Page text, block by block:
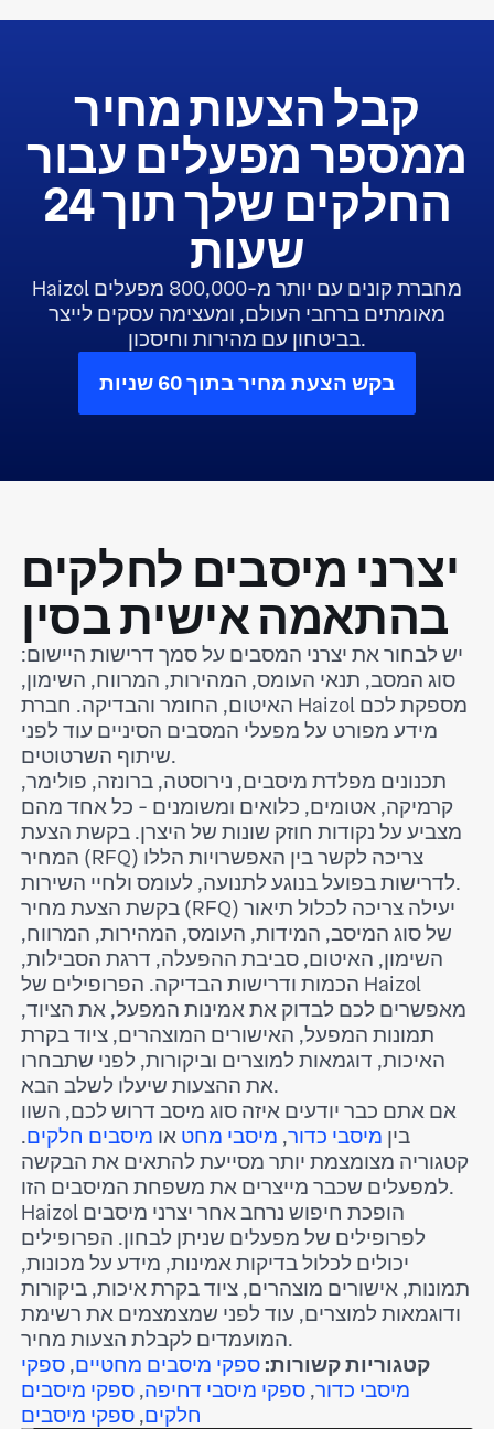
קבל הצעות מחיר
ממספר מפעלים עבור
החלקים שלך תוך 24
שעות
Haizol מחברת קונים עם יותר מ-800,000 מפעלים
מאומתים ברחבי העולם, ומעצימה עסקים לייצר
בביטחון עם מהירות וחיסכון.
בקש הצעת מחיר בתוך 60 שניות
יצרני מיסבים לחלקים
בהתאמה אישית בסין
יש לבחור את יצרני המסבים על סמך דרישות היישום:
סוג המסב, תנאי העומס, המהירות, המרווח, השימון,
האיטום, החומר והבדיקה. חברת Haizol מספקת לכם
מידע מפורט על מפעלי המסבים הסיניים עוד לפני
שיתוף השרטוטים.
תכנונים מפלדת מיסבים, נירוסטה, ברונזה, פולימר,
קרמיקה, אטומים, כלואים ומשומנים - כל אחד מהם
מצביע על נקודות חוזק שונות של היצרן. בקשת הצעת
המחיר (RFQ) צריכה לקשר בין האפשרויות הללו
לדרישות בפועל בנוגע לתנועה, לעומס ולחיי השירות.
בקשת הצעת מחיר (RFQ) יעילה צריכה לכלול תיאור
של סוג המיסב, המידות, העומס, המהירות, המרווח,
השימון, האיטום, סביבת ההפעלה, דרגת הסבילות,
הכמות ודרישות הבדיקה. הפרופילים של Haizol
מאפשרים לכם לבדוק את אמינות המפעל, את הציוד,
תמונות המפעל, האישורים המוצהרים, ציוד בקרת
האיכות, דוגמאות למוצרים וביקורות, לפני שתבחרו
את ההצעות שיעלו לשלב הבא.
אם אתם כבר יודעים איזה סוג מיסב דרוש לכם, השוו
בין מיסבי כדור, מיסבי מחט או מיסבים חלקים.
קטגוריה מצומצמת יותר מסייעת להתאים את הבקשה
למפעלים שכבר מייצרים את משפחת המיסבים הזו.
Haizol הופכת חיפוש נרחב אחר יצרני מיסבים
לפרופילים של מפעלים שניתן לבחון. הפרופילים
יכולים לכלול בדיקות אמינות, מידע על מכונות,
תמונות, אישורים מוצהרים, ציוד בקרת איכות, ביקורות
ודוגמאות למוצרים, עוד לפני שמצמצמים את רשימת
המועמדים לקבלת הצעות מחיר.
קטגוריות קשורות: ספקי מיסבים מחטיים, ספקי
מיסבי כדור, ספקי מיסבי דחיפה, ספקי מיסבים
חלקים, ספקי מיסבים